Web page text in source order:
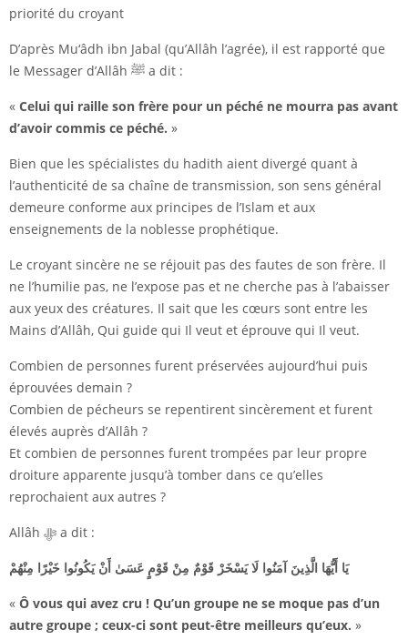
priorité du croyant
D’après Mu‘âdh ibn Jabal (qu’Allâh l’agrée), il est rapporté que
le Messager d’Allâh ﷺ a dit :
« Celui qui raille son frère pour un péché ne mourra pas avant
d’avoir commis ce péché. »
Bien que les spécialistes du hadith aient divergé quant à
l’authenticité de sa chaîne de transmission, son sens général
demeure conforme aux principes de l’Islam et aux
enseignements de la noblesse prophétique.
Le croyant sincère ne se réjouit pas des fautes de son frère. Il
ne l’humilie pas, ne l’expose pas et ne cherche pas à l’abaisser
aux yeux des créatures. Il sait que les cœurs sont entre les
Mains d’Allâh, Qui guide qui Il veut et éprouve qui Il veut.
Combien de personnes furent préservées aujourd’hui puis
éprouvées demain ?
Combien de pécheurs se repentirent sincèrement et furent
élevés auprès d’Allâh ?
Et combien de personnes furent trompées par leur propre
droiture apparente jusqu’à tomber dans ce qu’elles
reprochaient aux autres ?
Allâh ﷻ a dit :
يَا أَيُّهَا الَّذِينَ آمَنُوا لَا يَسْخَرْ قَوْمٌ مِنْ قَوْمٍ عَسَىٰ أَنْ يَكُونُوا خَيْرًا مِنْهُمْ
« Ô vous qui avez cru ! Qu’un groupe ne se moque pas d’un
autre groupe ; ceux-ci sont peut-être meilleurs qu’eux. »